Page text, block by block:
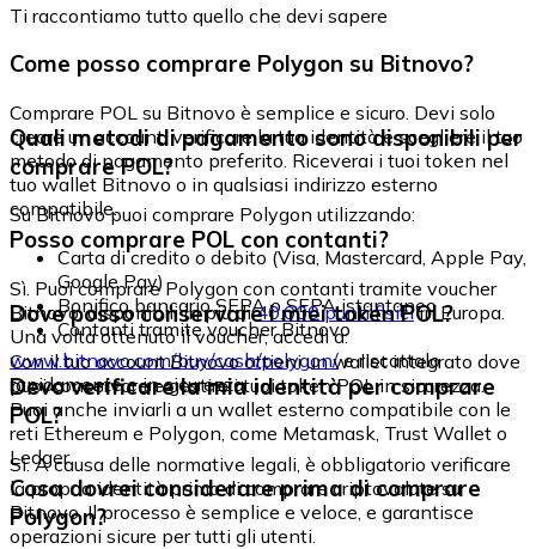
Ti raccontiamo tutto quello che devi sapere
Come posso comprare Polygon su Bitnovo?
Comprare POL su Bitnovo è semplice e sicuro. Devi solo
creare un account, verificare la tua identità e scegliere il tuo
metodo di pagamento preferito. Riceverai i tuoi token nel
tuo wallet Bitnovo o in qualsiasi indirizzo esterno
compatibile.
Quali metodi di pagamento sono disponibili per
comprare POL?
Su Bitnovo puoi comprare Polygon utilizzando:
Carta di credito o debito (Visa, Mastercard, Apple Pay,
Google Pay)
Bonifico bancario SEPA o SEPA istantaneo
Contanti tramite voucher Bitnovo
Posso comprare POL con contanti?
Sì. Puoi comprare Polygon con contanti tramite voucher
Bitnovo, disponibili in più di40.000 punti fisiciin Europa.
Una volta ottenuto il voucher, accedi a:
www.bitnovo.com/buy/cash/polygon/e riscattalo
rapidamente e in sicurezza.
Dove posso conservare i miei token POL?
Con il tuo account Bitnovo ottieni un wallet integrato dove
puoi conservare e gestire i tuoi token POL in sicurezza.
Puoi anche inviarli a un wallet esterno compatibile con le
reti Ethereum e Polygon, come Metamask, Trust Wallet o
Ledger.
Devo verificare la mia identità per comprare
POL?
Sì. A causa delle normative legali, è obbligatorio verificare
la propria identità prima di comprare criptovalute su
Bitnovo. Il processo è semplice e veloce, e garantisce
operazioni sicure per tutti gli utenti.
Cosa dovrei considerare prima di comprare
Polygon?